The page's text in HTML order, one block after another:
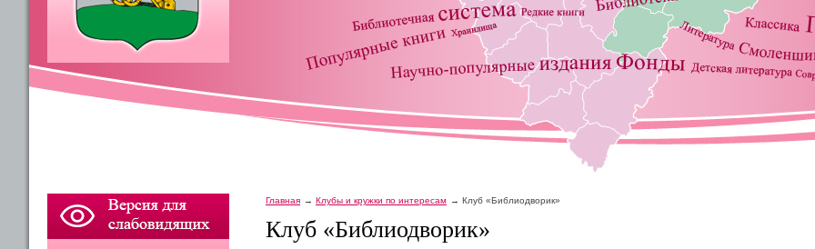
Главная Клубы и кружки по интересам Клуб «Библиодворик»
Клуб «Библиодворик»